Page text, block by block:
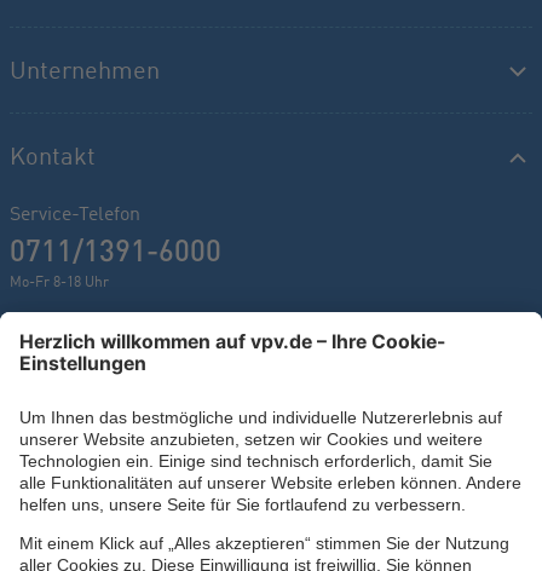
Unternehmen
Kontakt
Service-Telefon
0711/1391-6000
Mo-Fr 8-18 Uhr
Kontaktformular